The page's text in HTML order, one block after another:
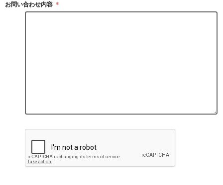
お問い合わせ内容 ＊